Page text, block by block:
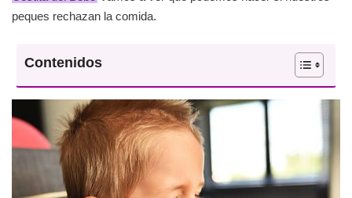
peques rechazan la comida.
Contenidos